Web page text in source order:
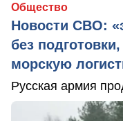
Общество
Новости СВО:
без
морскую
Русская армия